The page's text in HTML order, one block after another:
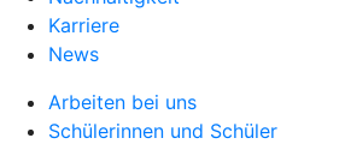
Karriere
News
Arbeiten bei uns
Schülerinnen und Schüler